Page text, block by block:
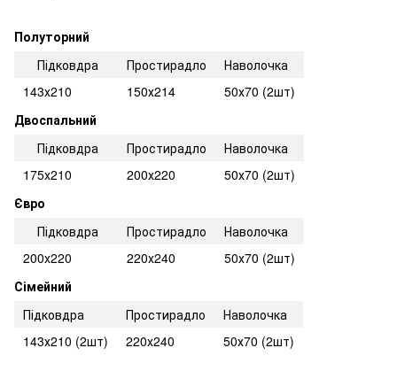
Полуторний
Підковдра
Простирадло
Наволочка
143х210
150х214
50х70 (2шт)
Двоспальний
Підковдра
Простирадло
Наволочка
175х210
200х220
50х70 (2шт)
Євро
Підковдра
Простирадло
Наволочка
200х220
220х240
50х70 (2шт)
Сімейний
Підковдра
Простирадло
Наволочка
143х210 (2шт)
220х240 50х70 (2шт)